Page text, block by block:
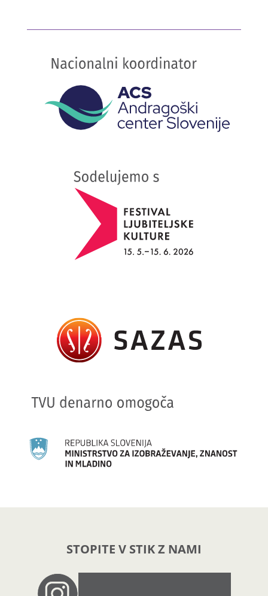
STOPITE V STIK Z NAMI